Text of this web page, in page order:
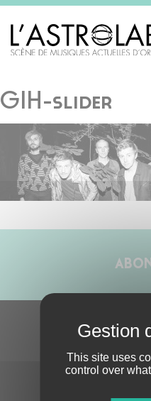
GIH-slider
S'ABONNER
This site uses
control over